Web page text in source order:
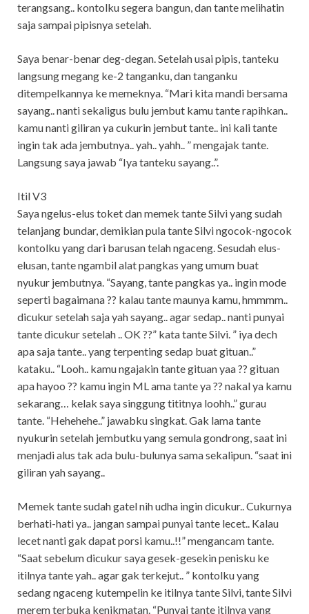
terangsang.. kontolku segera bangun, dan tante melihatin
saja sampai pipisnya setelah.
Saya benar-benar deg-degan. Setelah usai pipis, tanteku
langsung megang ke-2 tanganku, dan tanganku
ditempelkannya ke memeknya. “Mari kita mandi bersama
sayang.. nanti sekaligus bulu jembut kamu tante rapihkan..
kamu nanti giliran ya cukurin jembut tante.. ini kali tante
ingin tak ada jembutnya.. yah.. yahh.. ” mengajak tante.
Langsung saya jawab “Iya tanteku sayang..”.
Itil V3
Saya ngelus-elus toket dan memek tante Silvi yang sudah
telanjang bundar, demikian pula tante Silvi ngocok-ngocok
kontolku yang dari barusan telah ngaceng. Sesudah elus-
elusan, tante ngambil alat pangkas yang umum buat
nyukur jembutnya. “Sayang, tante pangkas ya.. ingin mode
seperti bagaimana ?? kalau tante maunya kamu, hmmmm..
dicukur setelah saja yah sayang.. agar sedap.. nanti punyai
tante dicukur setelah .. OK ??” kata tante Silvi. ” iya dech
apa saja tante.. yang terpenting sedap buat gituan..”
kataku.. “Looh.. kamu ngajakin tante gituan yaa ?? gituan
apa hayoo ?? kamu ingin ML ama tante ya ?? nakal ya kamu
sekarang… kelak saya singgung tititnya loohh..” gurau
tante. “Hehehehe..” jawabku singkat. Gak lama tante
nyukurin setelah jembutku yang semula gondrong, saat ini
menjadi alus tak ada bulu-bulunya sama sekalipun. “saat ini
giliran yah sayang..
Memek tante sudah gatel nih udha ingin dicukur.. Cukurnya
berhati-hati ya.. jangan sampai punyai tante lecet.. Kalau
lecet nanti gak dapat porsi kamu..!!” mengancam tante.
“Saat sebelum dicukur saya gesek-gesekin penisku ke
itilnya tante yah.. agar gak terkejut.. ” kontolku yang
sedang ngaceng kutempelin ke itilnya tante Silvi, tante Silvi
merem terbuka kenikmatan. “Punyai tante itilnya yang